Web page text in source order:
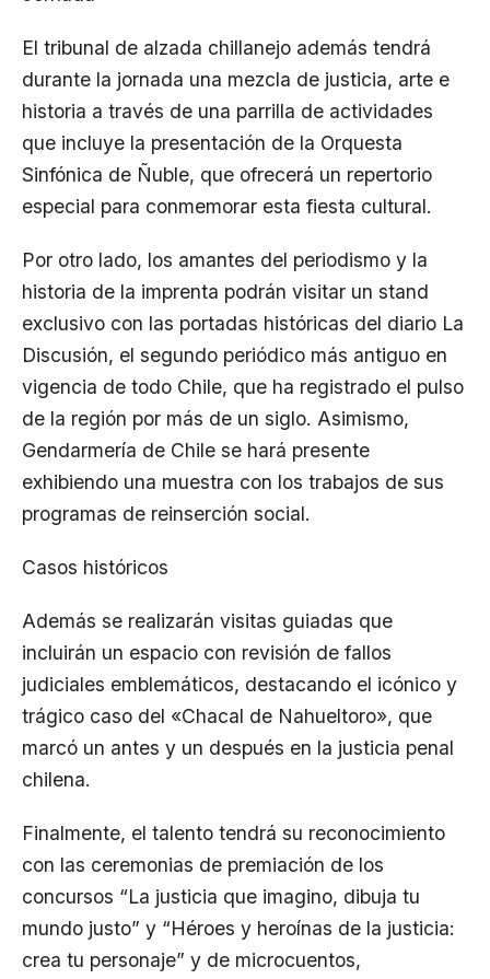
El tribunal de alzada chillanejo además tendrá
durante la jornada una mezcla de justicia, arte e
historia a través de una parrilla de actividades
que incluye la presentación de la Orquesta
Sinfónica de Ñuble, que ofrecerá un repertorio
especial para conmemorar esta fiesta cultural.
Por otro lado, los amantes del periodismo y la
historia de la imprenta podrán visitar un stand
exclusivo con las portadas históricas del diario La
Discusión, el segundo periódico más antiguo en
vigencia de todo Chile, que ha registrado el pulso
de la región por más de un siglo. Asimismo,
Gendarmería de Chile se hará presente
exhibiendo una muestra con los trabajos de sus
programas de reinserción social.
Casos históricos
Además se realizarán visitas guiadas que
incluirán un espacio con revisión de fallos
judiciales emblemáticos, destacando el icónico y
trágico caso del «Chacal de Nahueltoro», que
marcó un antes y un después en la justicia penal
chilena.
Finalmente, el talento tendrá su reconocimiento
con las ceremonias de premiación de los
concursos “La justicia que imagino, dibuja tu
mundo justo” y “Héroes y heroínas de la justicia:
crea tu personaje” y de microcuentos,